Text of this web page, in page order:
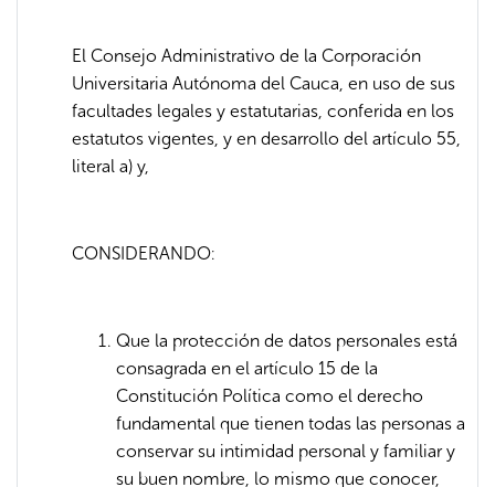
El Consejo Administrativo de la Corporación
Universitaria Autónoma del Cauca, en uso de sus
facultades legales y estatutarias, conferida en los
estatutos vigentes, y en desarrollo del artículo 55,
literal a) y,
CONSIDERANDO:
Que la protección de datos personales está
consagrada en el artículo 15 de la
Constitución Política como el derecho
fundamental que tienen todas las personas a
conservar su intimidad personal y familiar y
su buen nombre, lo mismo que conocer,